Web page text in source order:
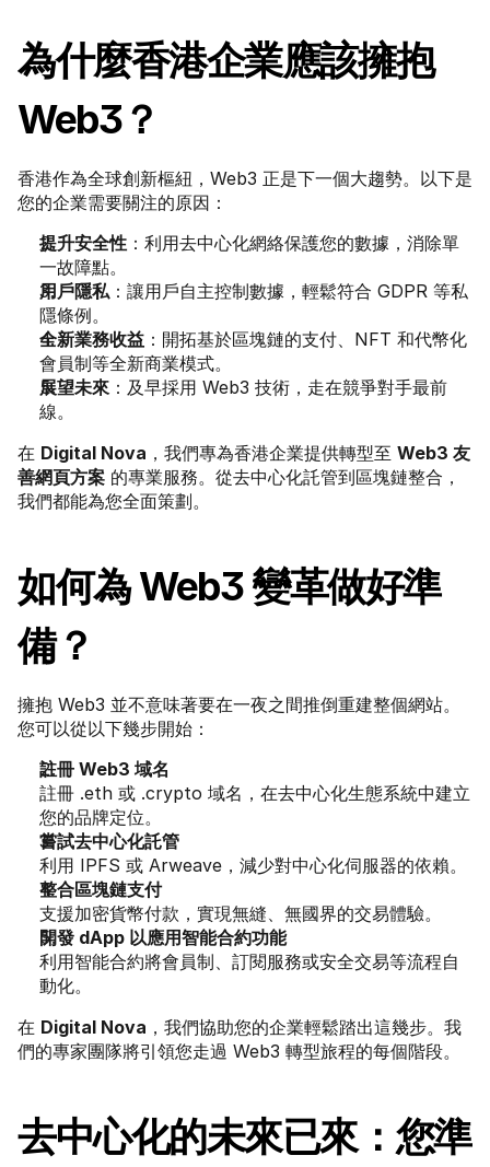
為什麼香港企業應該擁抱
Web3？
香港作為全球創新樞紐，Web3 正是下一個大趨勢。以下是
您的企業需要關注的原因：
提升安全性 ：利用去中心化網絡保護您的數據，消除單
一故障點。
用戶隱私：讓用戶自主控制數據，輕鬆符合 GDPR 等私
隱條例。
全新業務收益 ：開拓基於區塊鏈的支付、NFT 和代幣化
會員制等全新商業模式。
展望未來 ：及早採用 Web3 技術，走在競爭對手最前
線。
在 Digital Nova ，我們專為香港企業提供轉型至 Web3 友
善網頁方案 的專業服務。從去中心化託管到區塊鏈整合，
我們都能為您全面策劃。
如何為 Web3 變革做好準
備？
擁抱 Web3 並不意味著要在一夜之間推倒重建整個網站。
您可以從以下幾步開始：
註冊 Web3 域名
註冊 .eth 或 .crypto 域名，在去中心化生態系統中建立
您的品牌定位。
嘗試去中心化託管
利用 IPFS 或 Arweave，減少對中心化伺服器的依賴。
整合區塊鏈支付
支援加密貨幣付款，實現無縫、無國界的交易體驗。
開發 dApp 以應用智能合約功能
利用智能合約將會員制、訂閱服務或安全交易等流程自
動化。
在 Digital Nova ，我們協助您的企業輕鬆踏出這幾步。我
們的專家團隊將引領您走過 Web3 轉型旅程的每個階段。
去中心化的未來已來：您準